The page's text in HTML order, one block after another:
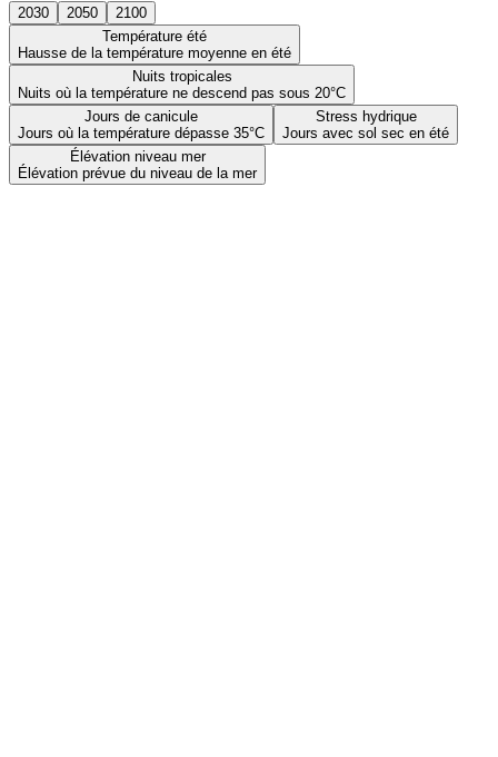
2030 2050
2100
Température été
Hausse de la température moyenne en été
Nuits tropicales
Nuits où la température ne descend pas sous 20°C
Jours de canicule
Jours où la température dépasse 35°C
Stress hydrique
Jours avec sol sec en été
Élévation niveau mer
Élévation prévue du niveau de la mer